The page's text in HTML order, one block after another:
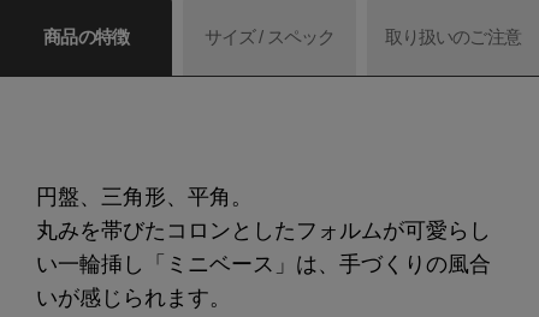
商品の特徴 サイズ / スペック 取り扱いのご注意
円盤、三角形、平角。
丸みを帯びたコロンとしたフォルムが可愛らし
い一輪挿し「ミニベース」は、手づくりの風合
いが感じられます。